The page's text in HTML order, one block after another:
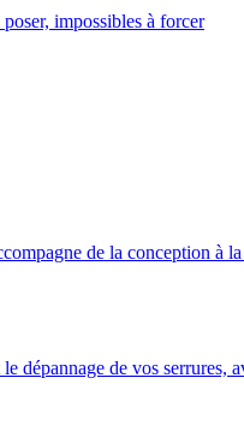
impossibles à forcer
de la conception à
dépannage de vos serrures,